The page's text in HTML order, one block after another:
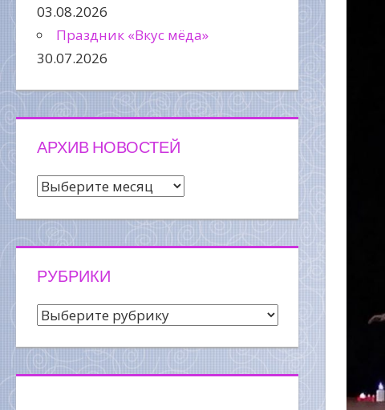
03.08.2026
Праздник «Вкус мёда»
30.07.2026
АРХИВ НОВОСТЕЙ
Архив
РУБРИКИ
Рубрики